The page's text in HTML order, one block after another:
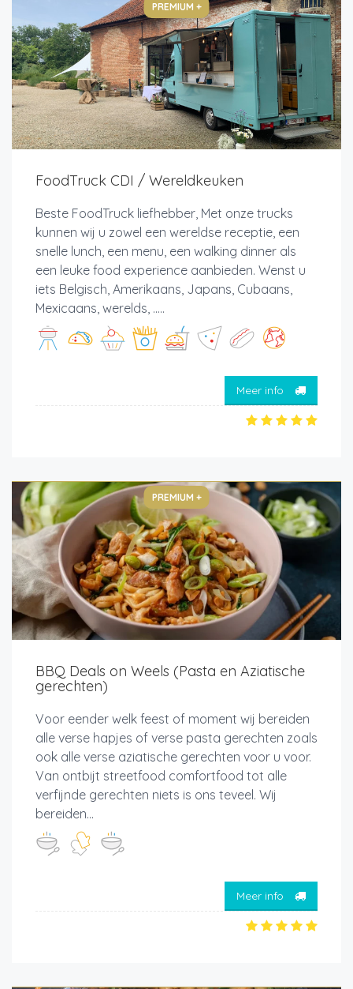
PREMIUM +
FoodTruck CDI / Wereldkeuken
Beste FoodTruck liefhebber, Met onze trucks
kunnen wij u zowel een wereldse receptie, een
snelle lunch, een menu, een walking dinner als
een leuke food experience aanbieden. Wenst u
iets Belgisch, Amerikaans, Japans, Cubaans,
Mexicaans, werelds, .....
Meer info
PREMIUM +
BBQ Deals on Weels (Pasta en Aziatische
gerechten)
Voor eender welk feest of moment wij bereiden
alle verse hapjes of verse pasta gerechten zoals
ook alle verse aziatische gerechten voor u voor.
Van ontbijt streetfood comfortfood tot alle
verfijnde gerechten niets is ons teveel. Wij
bereiden...
Meer info